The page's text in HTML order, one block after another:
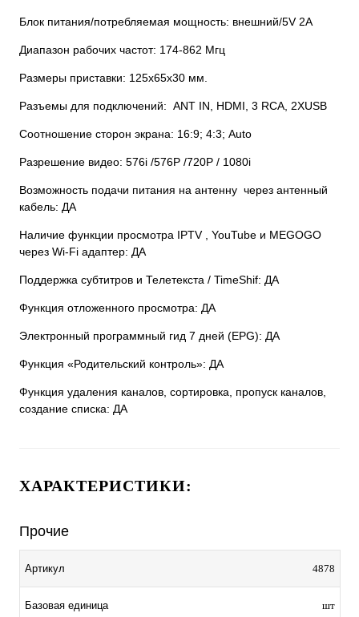
Блок питания/потребляемая мощность: внешний/5V 2A
Диапазон рабочих частот: 174-862 Mгц
Размеры приставки: 125х65х30 мм.
Разъемы для подключений: ANT IN, HDMI, 3 RCA, 2ХUSB
Соотношение сторон экрана: 16:9; 4:3; Auto
Разрешение видео: 576i /576P /720P / 1080i
Возможность подачи питания на антенну через антенный
кабель: ДА
Наличие функции просмотра IPTV , YouTube и MEGOGO
через Wi-Fi адаптер: ДА
Поддержка субтитров и Телетекста / TimeShif: ДА
Функция отложенного просмотра: ДА
Электронный программный гид 7 дней (EPG): ДА
Функция «Родительский контроль»: ДА
Функция удаления каналов, сортировка, пропуск каналов,
создание списка: ДА
ХАРАКТЕРИСТИКИ:
Прочие
Артикул 4878
Базовая единица шт